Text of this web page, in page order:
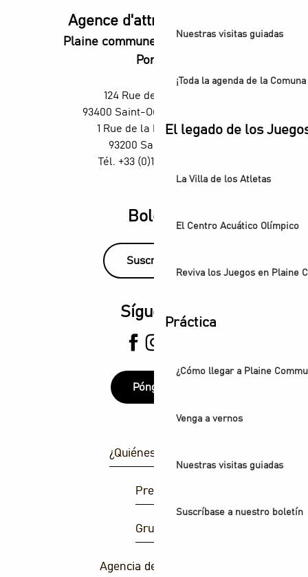
Nuestras visitas guiadas
¡Toda la agenda de la
El legado de los
La Villa de los Atletas
El Centro Acuático Olímpico
Reviva los Juegos en Plaine
Práctica
¿Cómo llegar a Plaine
Venga a vernos
Nuestras visitas guiadas
Suscríbase a nuestro boletín
Agence d'attractivité POP
Plaine commune vous Ouvre ses
Portes
124 Rue des Rosiers,
93400 Saint-Ouen-sur-Seine
1 Rue de la République,
93200 Saint-Denis
Tél. +33 (0)1 55 870 870
Boletín
Suscríbase
Síguenos
Póngase
¿Quiénes somos?
Prensa
Grupos
Agencia de atracción